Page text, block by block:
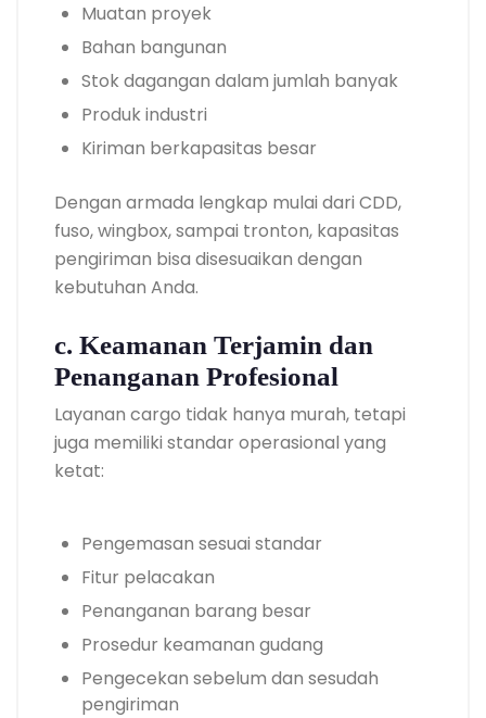
Muatan proyek
Bahan bangunan
Stok dagangan dalam jumlah banyak
Produk industri
Kiriman berkapasitas besar
Dengan armada lengkap mulai dari CDD,
fuso, wingbox, sampai tronton, kapasitas
pengiriman bisa disesuaikan dengan
kebutuhan Anda.
c. Keamanan Terjamin dan
Penanganan Profesional
Layanan cargo tidak hanya murah, tetapi
juga memiliki standar operasional yang
ketat:
Pengemasan sesuai standar
Fitur pelacakan
Penanganan barang besar
Prosedur keamanan gudang
Pengecekan sebelum dan sesudah
pengiriman